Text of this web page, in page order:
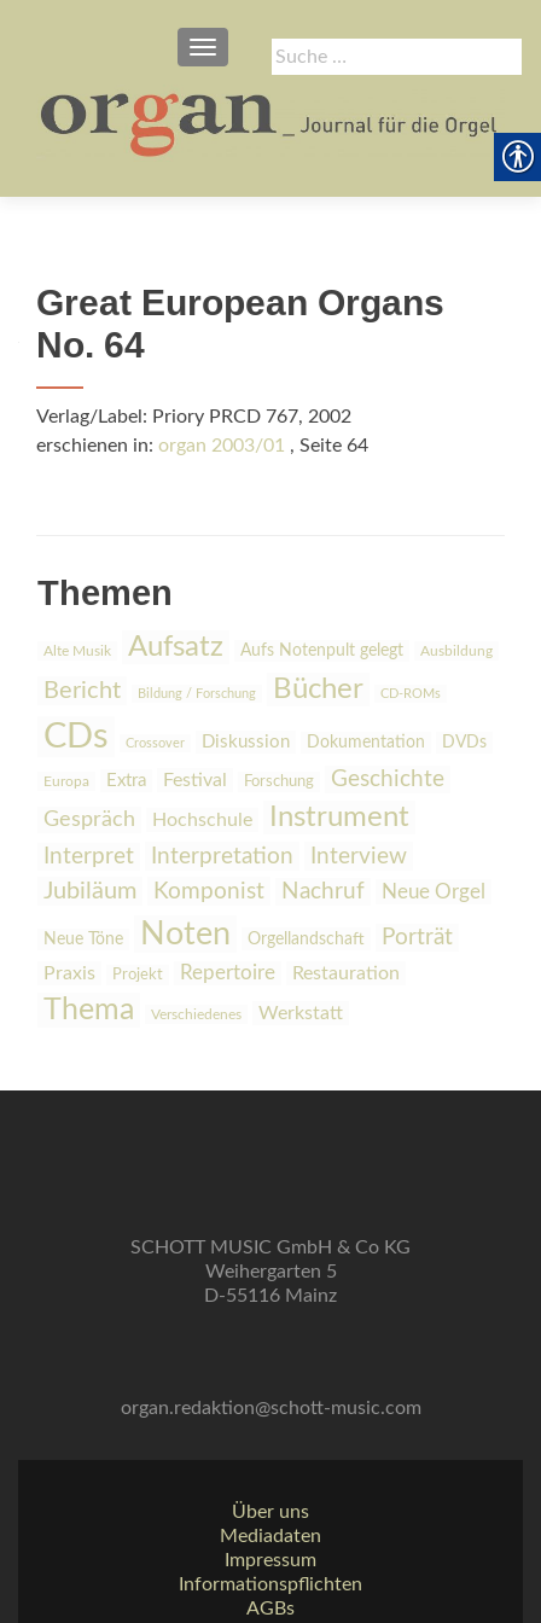
Suche
nach:
SCHALTE NAVIGATION
Great European Organs
No. 64
Verlag/Label: Priory PRCD 767, 2002
erschienen in: organ 2003/01 , Seite 64
Themen
Alte Musik Aufsatz Aufs Notenpult gelegt Ausbildung
Bericht Bildung / Forschung Bücher CD-ROMs
CDs Crossover Diskussion Dokumentation DVDs
Europa Extra Festival Forschung Geschichte
Gespräch Hochschule Instrument
Interpret Interpretation
Interview
Jubiläum
Komponist Nachruf Neue Orgel
Neue Töne Noten Orgellandschaft Porträt
Praxis Projekt Repertoire Restauration
Thema Verschiedenes Werkstatt
SCHOTT MUSIC GmbH & Co KG
Weihergarten 5
D-55116 Mainz
organ.redaktion@schott-music.com
Über uns
Mediadaten
Impressum
Informationspflichten
AGBs